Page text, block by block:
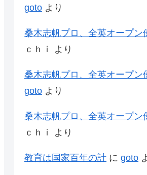
goto より
桑木志帆プロ、全英オープン
ｃｈｉ
より
桑木志帆プロ、全英オープン
goto より
桑木志帆プロ、全英オープン
ｃｈｉ
より
教育は国家百年の計 に goto